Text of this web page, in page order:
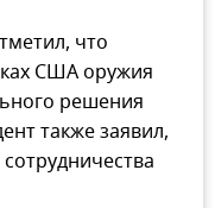
что
США оружия
решения
также заявил,